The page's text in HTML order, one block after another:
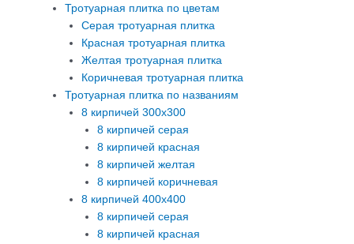
Тротуарная плитка по цветам
Серая тротуарная плитка
Красная тротуарная плитка
Желтая тротуарная плитка
Коричневая тротуарная плитка
Тротуарная плитка по названиям
8 кирпичей 300х300
8 кирпичей серая
8 кирпичей красная
8 кирпичей желтая
8 кирпичей коричневая
8 кирпичей 400х400
8 кирпичей серая
8 кирпичей красная